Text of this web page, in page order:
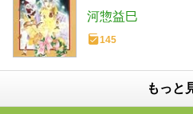
河惣益巳
145
もっと